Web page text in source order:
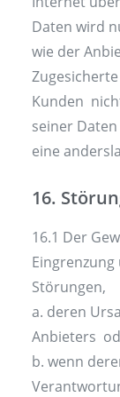
Daten wird
wie der
Kunden
seiner
eine
16.
16.1 Der
Störungen,
a. deren
Anbieters
b. wenn